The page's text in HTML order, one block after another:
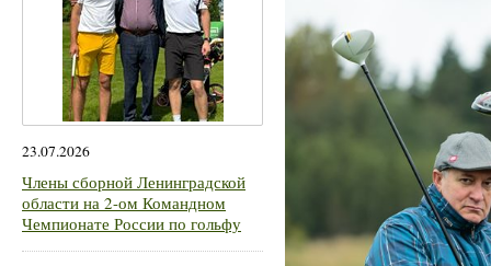
23.07.2026
Члены сборной Ленинградской
области на 2-ом Командном
Чемпионате России по гольфу